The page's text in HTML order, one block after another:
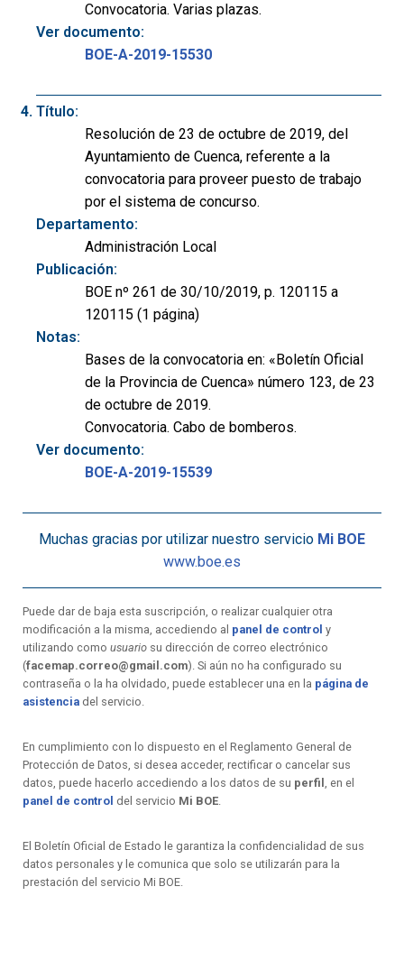
Convocatoria. Varias plazas.
Ver documento:
BOE-A-2019-15530
Título:
Resolución de 23 de octubre de 2019, del
Ayuntamiento de Cuenca, referente a la
convocatoria para proveer puesto de trabajo
por el sistema de concurso.
Departamento:
Administración Local
Publicación:
BOE nº 261 de 30/10/2019, p. 120115 a
120115 (1 página)
Notas:
Bases de la convocatoria en: «Boletín Oficial
de la Provincia de Cuenca» número 123, de 23
de octubre de 2019.
Convocatoria. Cabo de bomberos.
Ver documento:
BOE-A-2019-15539
Muchas gracias por utilizar nuestro servicio Mi BOE
www.boe.es
Puede dar de baja esta suscripción, o realizar cualquier otra
modificación a la misma, accediendo al panel de control y
utilizando como usuario su dirección de correo electrónico
(facemap.correo@gmail.com). Si aún no ha configurado su
contraseña o la ha olvidado, puede establecer una en la página de
asistencia del servicio.
En cumplimiento con lo dispuesto en el Reglamento General de
Protección de Datos, si desea acceder, rectificar o cancelar sus
datos, puede hacerlo accediendo a los datos de su perfil , en el
panel de control del servicio Mi BOE.
El Boletín Oficial de Estado le garantiza la confidencialidad de sus
datos personales y le comunica que solo se utilizarán para la
prestación del servicio Mi BOE.